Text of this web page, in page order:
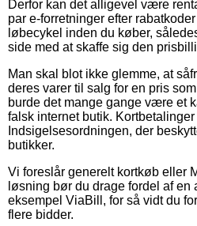
Derfor kan det alligevel være
par e-forretninger efter
løbecykel inden du køber,
side med at skaffe sig den
Man skal blot ikke glemme, at
deres varer til salg for en pris
burde det mange gange være et
falsk internet butik.
Indsigelsesordningen, der
butikker.
Vi foreslår generelt kortkøb eller
løsning bør du drage fordel af
eksempel ViaBill, for så vidt du
flere bidder.